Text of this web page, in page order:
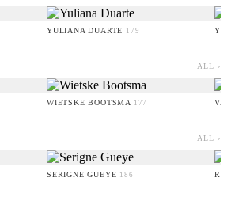
YULIANA DUARTE 179
ALL ›
WIETSKE BOOTSMA 177
ALL ›
SERIGNE GUEYE 186